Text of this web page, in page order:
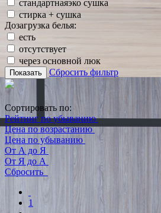
стандартнаяэко сушка
стирка + сушка
Дозагрузка белья:
есть
отсутствует
через основной люк
Показать Сбросить фильтр
Сортировать по:
Рейтинг по убыванию
Цена по возрастанию
Цена по убыванию
От А до Я
От Я до А
Сбросить
1